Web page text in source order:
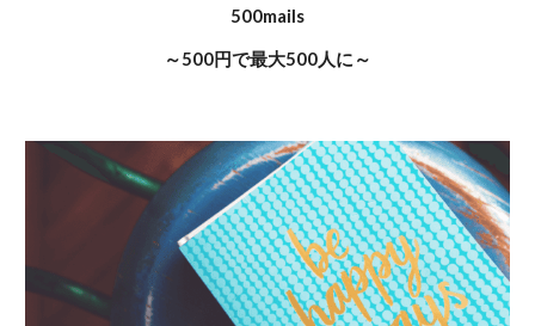
500mails
～500円で最大500人に～